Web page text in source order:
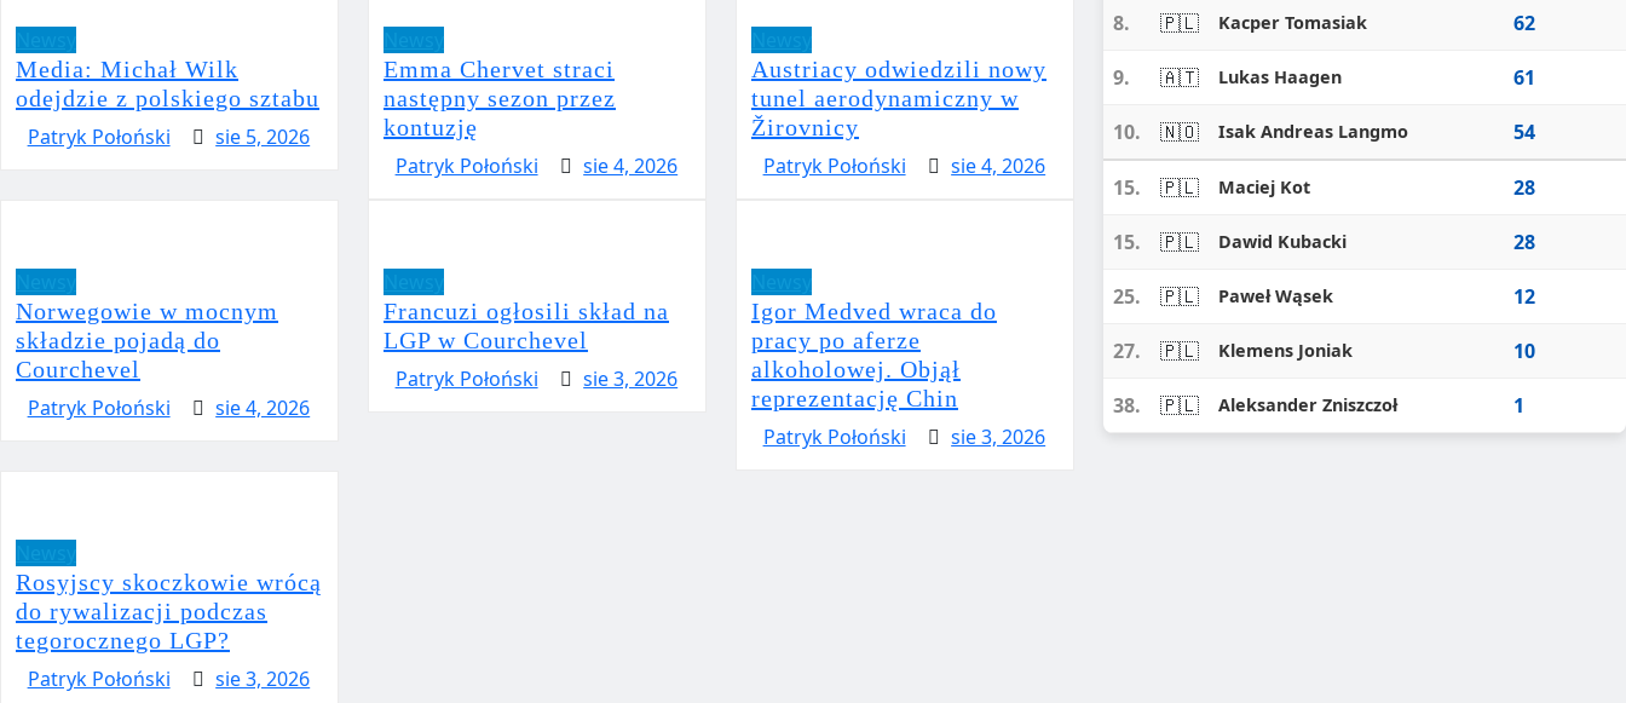
Media: Michał Wilk
odejdzie z polskiego sztabu
Patryk Połoński
sie 5, 2026
Emma Chervet straci
następny sezon przez
kontuzję
Patryk Połoński
sie 4, 2026
Austriacy odwiedzili nowy
tunel aerodynamiczny w
Žirovnicy
Patryk Połoński
sie 4, 2026
Norwegowie w mocnym
składzie pojadą do
Courchevel
Patryk Połoński
sie 4, 2026
Francuzi ogłosili skład na
LGP w Courchevel
Patryk Połoński
sie 3, 2026
Igor Medved wraca do
pracy po aferze
alkoholowej. Objął
reprezentację Chin
Patryk Połoński
sie 3, 2026
Rosyjscy skoczkowie wrócą
do rywalizacji podczas
tegorocznego LGP?
Patryk Połoński
sie 3, 2026
8. 🇵🇱 Kacper Tomasiak 62
9. 🇦🇹 Lukas Haagen 61
10. 🇳🇴 Isak Andreas Langmo 54
15. 🇵🇱 Maciej Kot 28
15. 🇵🇱 Dawid Kubacki 28
25. 🇵🇱 Paweł Wąsek 12
27. 🇵🇱 Klemens Joniak 10
38. 🇵🇱 Aleksander Zniszczoł 1